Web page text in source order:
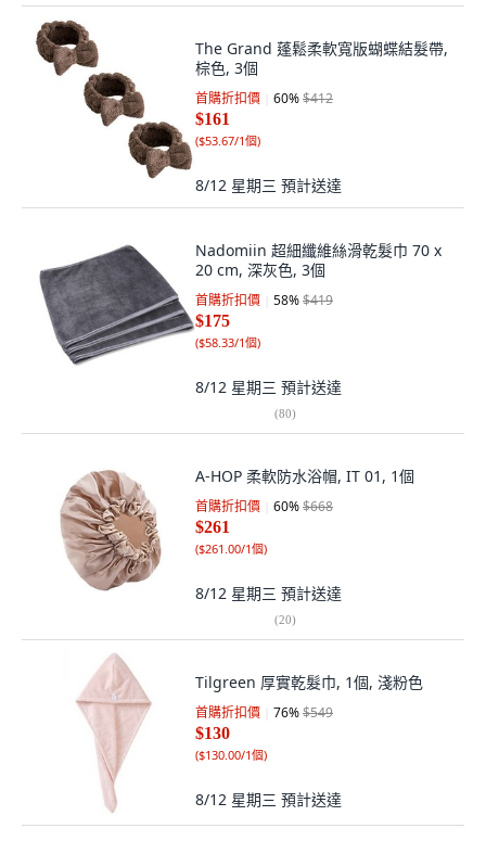
The Grand 蓬鬆柔軟寬版蝴蝶結髮帶,
棕色, 3個
首購折扣價 60%$412
$161
($53.67/1個)
8/12 星期三 預計送達
Nadomiin 超細纖維絲滑乾髮巾 70 x
20 cm, 深灰色, 3個
首購折扣價 58%$419
$175
($58.33/1個)
8/12 星期三 預計送達
(80)
A-HOP 柔軟防水浴帽, IT 01, 1個
首購折扣價 60%$668
$261
($261.00/1個)
8/12 星期三 預計送達
(20)
Tilgreen 厚實乾髮巾, 1個, 淺粉色
首購折扣價 76%$549
$130
($130.00/1個)
8/12 星期三 預計送達